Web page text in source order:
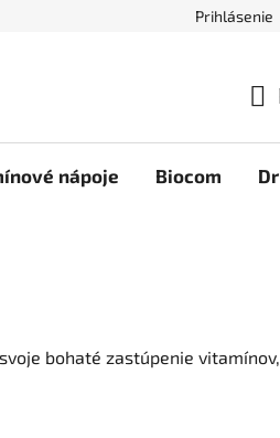
Ako nakupovať
Prihlásenie
nápoje Biocom
bohaté zastúpenie